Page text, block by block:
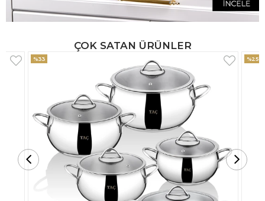
ÇOK SATAN ÜRÜNLER
%25 %33